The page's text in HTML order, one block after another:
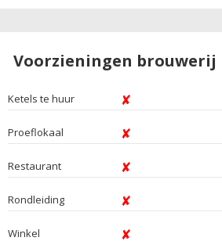
Voorzieningen brouwerij
Ketels te huur
Proeflokaal
Restaurant
Rondleiding
Winkel